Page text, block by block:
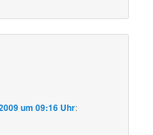
um 09:16 Uhr: